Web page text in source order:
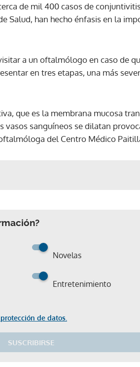
de mil 400 casos de
Salud, han hecho énfasis en la
a un oftalmólogo en caso de
en tres etapas, una más
que es la membrana mucosa
vasos sanguíneos se dilatan
del Centro Médico
Novelas
Entretenimiento
de datos.
SUSCRIBIRSE